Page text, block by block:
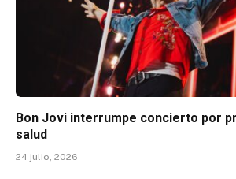
Bon Jovi interrumpe concierto por
salud
24 julio, 2026